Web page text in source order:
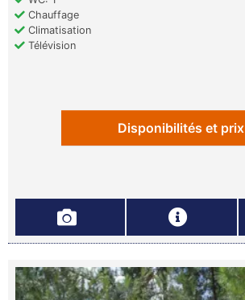
Chauffage
Climatisation
Télévision
Disponibilités et prix